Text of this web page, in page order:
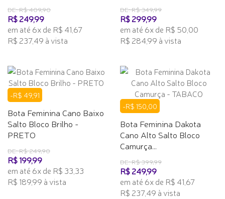
DE: R$ 409,90
R$ 249,99
em até 6x de R$ 41,67
R$ 237,49 à vista
DE: R$ 349,99
R$ 299,99
em até 6x de R$ 50,00
R$ 284,99 à vista
-R$ 49,91
Bota Feminina Cano Baixo
Salto Bloco Brilho -
PRETO
DE: R$ 249,90
R$ 199,99
em até 6x de R$ 33,33
R$ 189,99 à vista
-R$ 150,00
Bota Feminina Dakota
Cano Alto Salto Bloco
Camurça...
DE: R$ 399,99
R$ 249,99
em até 6x de R$ 41,67
R$ 237,49 à vista